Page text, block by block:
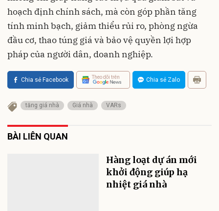
hoạch định chính sách, mà còn góp phần tăng
tính minh bạch, giảm thiểu rủi ro, phòng ngừa
đầu cơ, thao túng giá và bảo vệ quyền lợi hợp
pháp của người dân, doanh nghiệp.
Chia sẻ Facebook Theo dõi trên Chia sẻ Zalo
tăng giá nhà Giá nhà VARs
BÀI LIÊN QUAN
Hàng loạt dự án mới
khởi động giúp hạ
nhiệt giá nhà